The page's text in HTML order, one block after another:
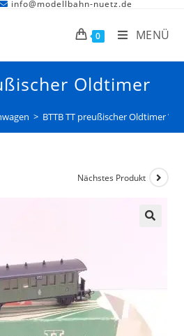
info@modellbahn-nuetz.de
0 MENÜ
Oldtimer
> BTTB TT preußischer Oldtimer
Nächstes Produkt